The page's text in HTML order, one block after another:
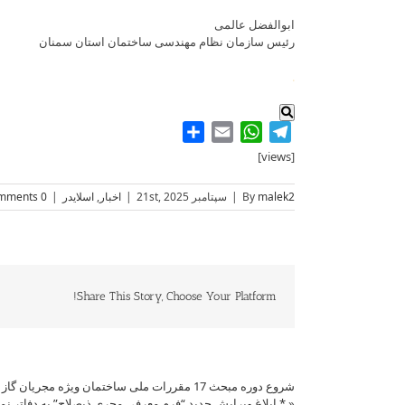
ابوالفضل عالمی
رئیس سازمان نظام مهندسی ساختمان استان سمنان
.
Telegram
WhatsApp
Email
[views]
By malek2
| سپتامبر 21st, 2025 | اخبار, اسلایدر |
0 Comments
Share This Story, Choose Your Platform!
شروع دوره مبحث 17 مقررات ملی ساختمان ویژه مجریان گاز